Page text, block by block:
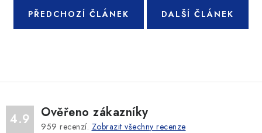
PŘEDCHOZÍ ČLÁNEK DALŠÍ ČLÁNEK
4.9 Ověřeno zákazníky
959 recenzí. Zobrazit všechny recenze